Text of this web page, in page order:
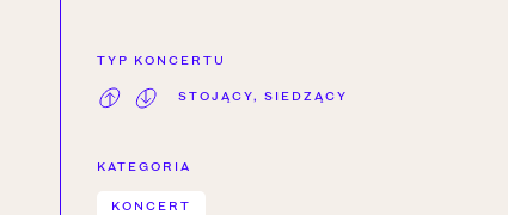
TYP KONCERTU
STOJĄCY, SIEDZĄCY
KATEGORIA
KONCERT